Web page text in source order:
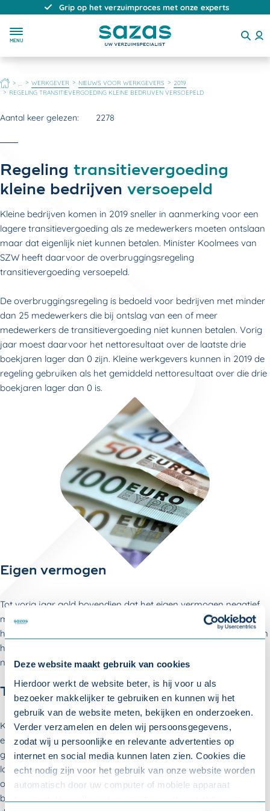
Deze website maakt gebruik van cookies
Hierdoor werkt de website beter, is hij voor u als
bezoeker makkelijker te gebruiken en kunnen wij het
gebruik van de website meten, bekijken en onderzoeken.
Verder verzamelen en delen wij persoonsgegevens,
zodat wij u persoonlijke en relevante advertenties op
internet en social media kunnen laten zien. Cookies die
echt nodig zijn voor het gebruik van onze website worden
automatisch door uw computer of mobiele apparaat
bewaard. Voor alle andere soorten cookies hebben we uw
Grip op het verzuimproces met onze experts
MENU
HOME WERKGEVER NIEUWS VOOR WERKGEVERS
2019
REGELING TRANSITIEVERGOEDING KLEINE BEDRIJVEN VERSOEPELD
Aantal keer gelezen: 2278
Regeling transitievergoeding
kleine bedrijven versoepeld
Kleine bedrijven komen in 2019 sneller in aanmerking voor een
lagere transitievergoeding als ze medewerkers moeten ontslaan
maar dat eigenlijk niet kunnen betalen. Minister Koolmees van
SZW heeft daarvoor de overbruggingsregeling
transitievergoeding versoepeld.
De overbruggingsregeling is bedoeld voor bedrijven met minder
dan 25 medewerkers die bij ontslag van een of meer
medewerkers de transitievergoeding niet kunnen betalen. Vorig
jaar moest daarvoor het nettoresultaat over de laatste drie
boekjaren lager dan 0 zijn. Kleine werkgevers kunnen in 2019 de
regeling gebruiken als het gemiddeld nettoresultaat over die drie
boekjaren lager dan 0 is.
Eigen vermogen
Tot vorig jaar gold bovendien dat het eigen vermogen negatief
moest zijn aan het eind van het boekjaar. Ook die voorwaarde
heeft minister Koolmees minder streng gemaakt. De waarde van
het eigen vermogen aan het eind van het ontslagjaar mag nu
niet hoger zijn dan 15% van het totale vermogen.
Tot 1 januari 2020
Koolmees voert de versoepelingen door na een tussentijdse
evaluatie van de overbruggingsregeling. Die bleek niet effectief
genoeg te zijn door te strenge financiële criteria. De regeling
loopt per 1 januari 2020 af. De overbruggingsperiode is bedoeld
om kleine bedrijven de tijd te geven om ‘voldoende vet op de
botten’ te kweken. De minister verwacht dat de wijzigingen voor